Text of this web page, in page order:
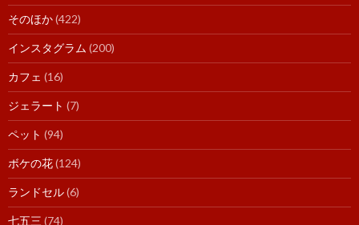
そのほか(422)
インスタグラム (200)
カフェ (16)
ジェラート (7)
ペット (94)
ボケの花(124)
ランドセル(6)
七五三 (74)